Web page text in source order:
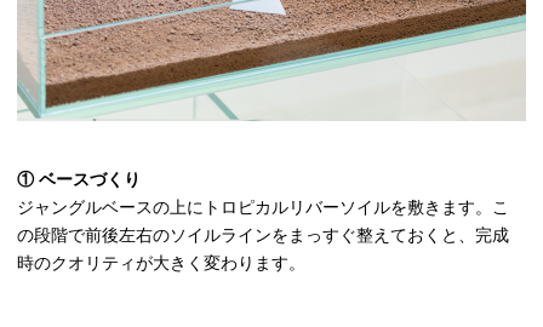
① ベースづくり
ジャングルベースの上にトロピカルリバーソイルを敷きます。こ
の段階で前後左右のソイルラインをまっすぐ整えておくと、完成
時のクオリティが大きく変わります。